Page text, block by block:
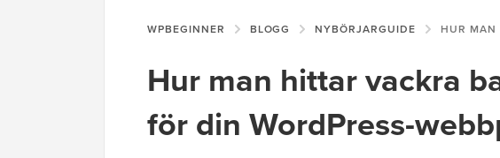
WPBEGINNER BLOGG NYBÖRJARGUIDE HUR MAN HITTAR VACKRA BAKGRUNDSBILDER FÖR DIN WORDPRESS-WEBBPLATS
Hur man hittar vackra
för din WordPress-